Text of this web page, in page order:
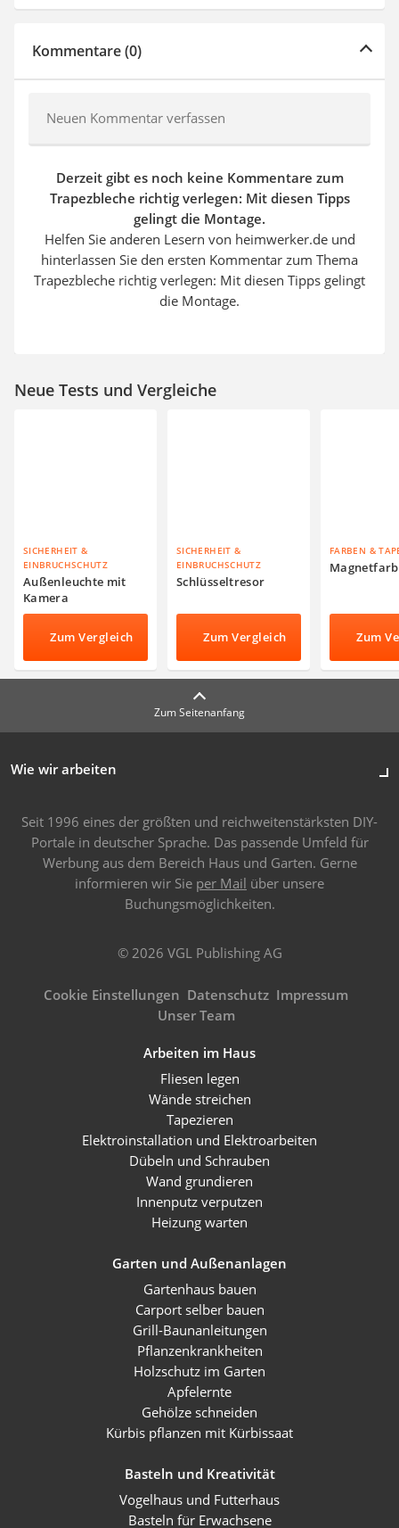
Kommentare (0)
Neuen Kommentar verfassen
Derzeit gibt es noch keine Kommentare zum
Trapezbleche richtig verlegen: Mit diesen Tipps
gelingt die Montage.
Helfen Sie anderen Lesern von heimwerker.de und
hinterlassen Sie den ersten Kommentar zum Thema
Trapezbleche richtig verlegen: Mit diesen Tipps gelingt
die Montage.
Neue Tests und Vergleiche
SICHERHEIT &
EINBRUCHSCHUTZ
Außenleuchte mit
Kamera
Zum Vergleich
SICHERHEIT &
EINBRUCHSCHUTZ
Schlüsseltresor
Zum Vergleich
FARBEN &
Zum
Zum Seitenanfang
Wie wir arbeiten
Seit 1996 eines der größten und reichweitenstärksten DIY-
Portale in deutscher Sprache. Das passende Umfeld für
Werbung aus dem Bereich Haus und Garten. Gerne
informieren wir Sie per Mail über unsere
Buchungsmöglichkeiten.
© 2026 VGL Publishing AG
Cookie Einstellungen Datenschutz Impressum
Unser Team
Arbeiten im Haus
Fliesen legen
Wände streichen
Tapezieren
Elektroinstallation und Elektroarbeiten
Dübeln und Schrauben
Wand grundieren
Innenputz verputzen
Heizung warten
Garten und Außenanlagen
Gartenhaus bauen
Carport selber bauen
Grill-Baunanleitungen
Pflanzenkrankheiten
Holzschutz im Garten
Apfelernte
Gehölze schneiden
Kürbis pflanzen mit Kürbissaat
Basteln und Kreativität
Vogelhaus und Futterhaus
Basteln für Erwachsene